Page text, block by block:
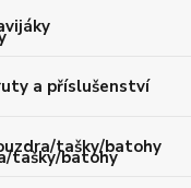
a příslušenství
tašky/batohy